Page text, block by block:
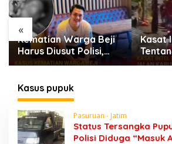
«
Kasat Intel Bungkam
Tentang Penutupan
Jalan Karena Horeg di
Nama
Kasus pupuk
Pasuruan - Jatim
Status Tersangka
Polisi Diduga “Masuk